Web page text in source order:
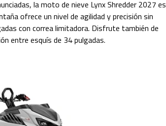
la moto de nieve Lynx Shredder 2027 es
ofrece un nivel de agilidad y precisión sin
con correa limitadora. Disfrute también de
entre esquís de 34 pulgadas.